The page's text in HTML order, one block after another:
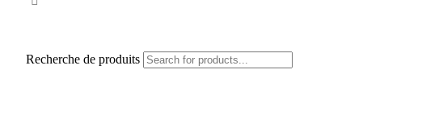
Recherche de produits